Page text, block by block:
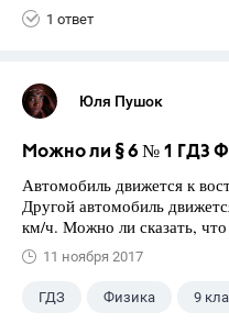
1 ответ
Юля Пушок
Можно ли § 6 № 1 ГДЗ
Автомобиль движется к
Другой автомобиль
км/ч. Можно ли сказать,
11 ноября 2017
ГДЗ Физика 9